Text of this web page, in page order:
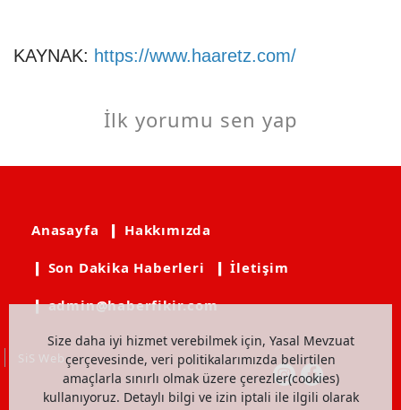
KAYNAK: https://www.haaretz.com/
İlk yorumu sen yap
Size daha iyi hizmet verebilmek için, Yasal Mevzuat
çerçevesinde, veri politikalarımızda belirtilen
amaçlarla sınırlı olmak üzere çerezler(cookies)
kullanıyoruz. Detaylı bilgi ve izin iptali ile ilgili olarak
Anasayfa ❙ Hakkımızda
❙ Son Dakika Haberleri ❙ İletişim
❙ admin@haberfikir.com
SiS Web